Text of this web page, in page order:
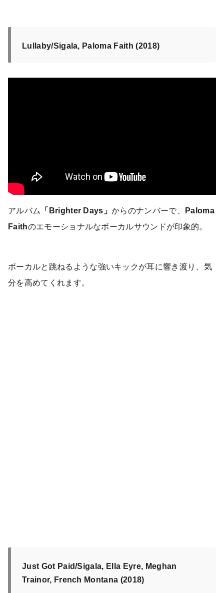
Lullaby/Sigala, Paloma Faith (2018)
アルバム 「Brighter Days」からのナンバーで、
Paloma
Faithのエモーショナルなボーカルサウンドが印象的。
ボーカルと跳ねるような強いキックが耳に響き渡り、気
分を高めてくれます。
Just Got Paid/Sigala, Ella Eyre, Meghan
Trainor, French Montana (2018)